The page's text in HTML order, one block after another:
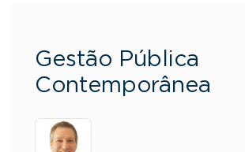
Gestão Pública
Contemporânea